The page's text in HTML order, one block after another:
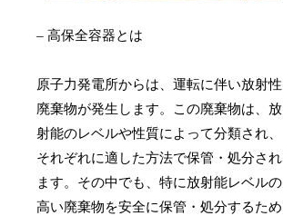
– 高保全容器とは
原子力発電所からは、運転に伴い放射性
廃棄物が発生します。この廃棄物は、放
射能のレベルや性質によって分類され、
それぞれに適した方法で保管・処分され
ます。その中でも、特に放射能レベルの
高い廃棄物を安全に保管・処分するため